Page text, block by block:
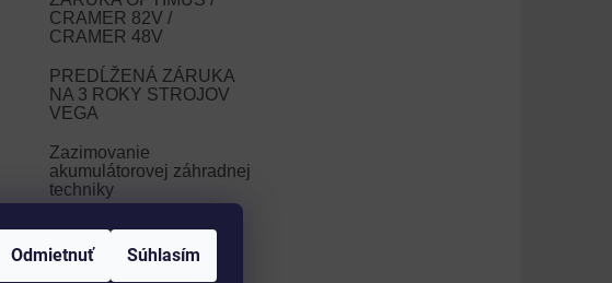
Odmietnuť Súhlasím
CRAMER 82V /
CRAMER 48V
PREDĹŽENÁ ZÁRUKA
NA 3 ROKY STROJOV
VEGA
Zazimovanie
akumulátorovej záhradnej
techniky
Zazimovanie trávnika
ARCHÍV